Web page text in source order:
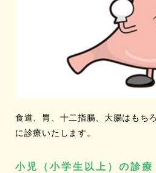
食道、胃、十二指腸、大腸はもち
に診療いたします。
小児（小学生以上）の診療